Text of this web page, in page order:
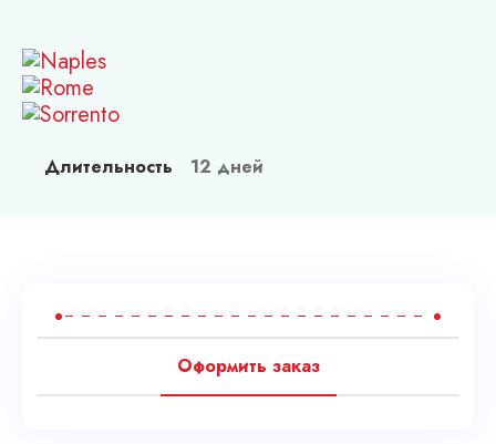
Спа в Чехии
Наши гиды
Контакты
Условия обслуживания
Длительность 12 дней
Оформить заказ